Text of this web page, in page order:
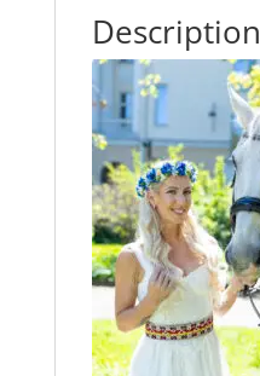
Description